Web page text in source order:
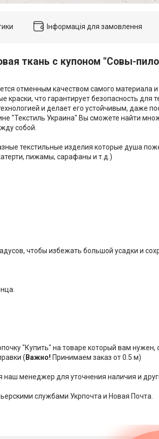
Інформація для замовлення
ткань с купоном "Совы-
отменным качеством самого материала
краски, что гарантирует безопасность для
и делает его устойчивым, даже
"Текстиль Украина" Вы сможете найти
собой.
текстильные изделия которые душа
пижамы, сарафаны и т.д.)
чтобы избежать большой усадки и
"Купить" на товаре который вам нужен,
( Важно! Принимаем заказ от 0.5 м)
наш менеджер для уточнения наличия и
службами Укрпочта и Новая Почта.